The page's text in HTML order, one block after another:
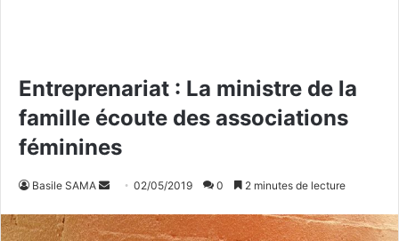
Entreprenariat : La ministre de la
famille écoute des associations
féminines
Basile SAMA
v
02/05/2019 0 2 minutes de lecture